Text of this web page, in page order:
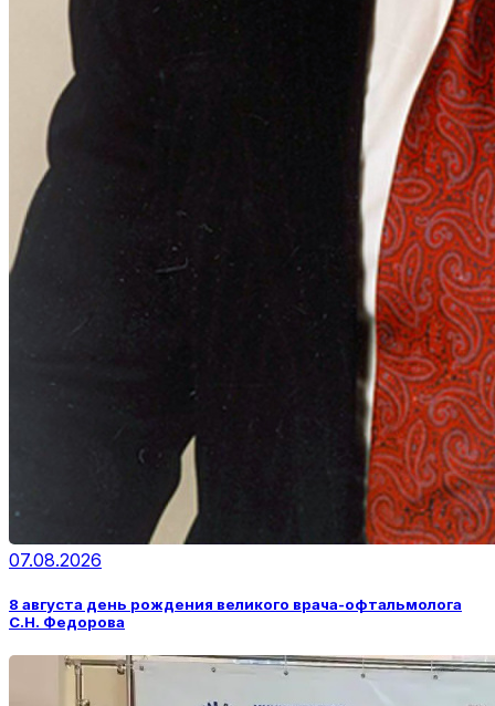
07.08.2026
8 августа день рождения великого врача-офтальмолога
С.Н. Федорова